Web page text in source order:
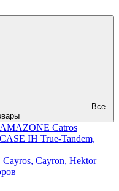
Все
Catros
IH True-Tandem,
Cayron, Hektor